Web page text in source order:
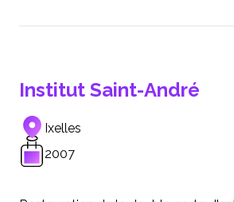
Institut Saint-André
Ixelles
2007